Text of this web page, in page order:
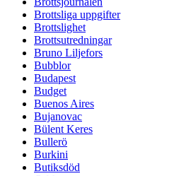
Brottsliga uppgifter
Brottslighet
Brottsutredningar
Bruno Liljefors
Bubblor
Budapest
Budget
Buenos Aires
Bujanovac
Bülent Keres
Bullerö
Burkini
Butiksdöd